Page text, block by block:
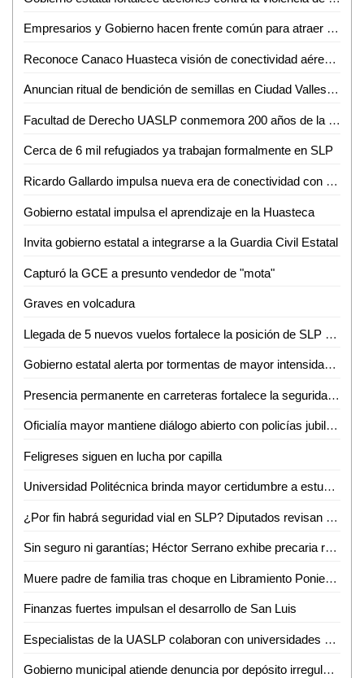
Empresarios y Gobierno hacen frente común para atraer nuevas empresas a SLP
Reconoce Canaco Huasteca visión de conectividad aérea de Gallardo para SLP
Anuncian ritual de bendición de semillas en Ciudad Valles para el 24 de junio
Facultad de Derecho UASLP conmemora 200 años de la primera Cátedra Prima de Leyes
Cerca de 6 mil refugiados ya trabajan formalmente en SLP
Ricardo Gallardo impulsa nueva era de conectividad con ampliación de rutas de Volaris
Gobierno estatal impulsa el aprendizaje en la Huasteca
Invita gobierno estatal a integrarse a la Guardia Civil Estatal
Capturó la GCE a presunto vendedor de "mota"
Graves en volcadura
Llegada de 5 nuevos vuelos fortalece la posición de SLP como destino turístico y de negocios
Gobierno estatal alerta por tormentas de mayor intensidad durante la noche
Presencia permanente en carreteras fortalece la seguridad de las familias potosinas
Oficialía mayor mantiene diálogo abierto con policías jubilados y pensionados
Feligreses siguen en lucha por capilla
Universidad Politécnica brinda mayor certidumbre a estudiantes
¿Por fin habrá seguridad vial en SLP? Diputados revisan a marchas forzadas "Ley Santi"
Sin seguro ni garantías; Héctor Serrano exhibe precaria realidad de prensa potosina
Muere padre de familia tras choque en Libramiento Poniente; su hijo continúa grave
Finanzas fuertes impulsan el desarrollo de San Luis
Especialistas de la UASLP colaboran con universidades de Estados Unidos en investigación sobre chikungunya
Gobierno municipal atiende denuncia por depósito irregular de basura en Villas del Real de Santiago